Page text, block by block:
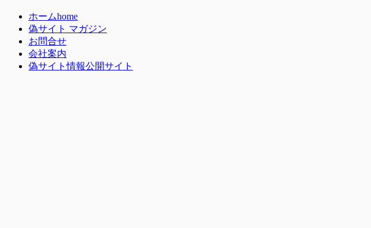
ホームhome
偽サイト マガジン
お問合せ
会社案内
偽サイト情報公開サイト